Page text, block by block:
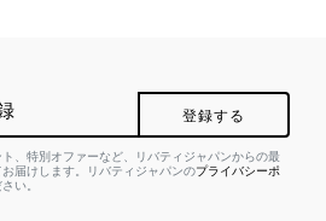
登録する
、特別オファーなど、リバティジャパンからの最
届けします。リバティジャパンのプライバシーポ
い。